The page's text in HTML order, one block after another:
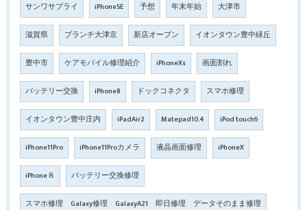
サンワサプライ iPhoneSE 予想 年末年始 大津市
滋賀県 ブランチ大津京 新店オープン イオンタウン豊中緑丘
豊中市 ケアモバイル修理紹介 iPhoneXs 画面割れ
バッテリー交換 iPhone8 ドックコネクタ スマホ修理
イオンタウン豊中庄内 iPadAir2 Matepad10.4 iPod touch6
iPhone11Pro iPhone11Proカメラ 液晶画面修理 iPhoneX
iPhone８ バッテリー交換修理
スマホ修理 Galaxy修理 GalaxyA21 即日修理 データそのまま修理